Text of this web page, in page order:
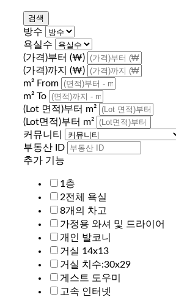
방수
욕실수
(가격)부터 (₩)
(가격)까지 (₩)
m² From
m² To
(Lot 면적)부터 m²
(Lot면적)부터 m²
커뮤니티
부동산 ID
추가 기능
1층
2전체 욕실
8개의 차고
가정용 와셔 및 드라이어
개인 발코니
거실 14x13
거실 치수:30x29
게스트 도우미
고속 인터넷